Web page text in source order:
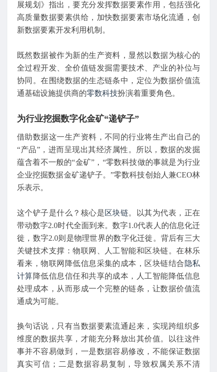
展规划》指出，要充分发挥数据要素作用，包括强化
高质量数据要素供给，加快数据要素市场化流通，创
新数据要素开发利用机制。
既然数据被作为新的生产资料，显然以数据为核心的
全过程开发、全价值链发掘需要技术、产业的补位与
协同。在围绕数据的生态链条中，定位为数据价值流
通基础设施提供商的零数科技扮演着重要角色。
为行业挖掘数字化金矿“递铲子”
借助数据这一生产资料，不同的行业将生产出自己的
“产品”，进而呈现出其经济属性。所以，数据的发掘
蕴含着不一般的“金矿”，“零数科技做的事就是为行业
企业挖掘数据金矿递铲子。”零数科技创始人兼CEO林
乐表示。
这个铲子是什么？核心是区块链。以其为代表，正在
带动数字2.0时代全面到来。数字1.0代表人的信息化迁
徙，数字2.0则是物理世界的数字化迁徙。背后有三大
关键技术支撑：物联网、人工智能和区块链。在林乐
看来，物联网降低信息采集的成本，区块链结合 隐私
计算降低信息信任和共享的成本，人工智能降低信息
处理成本，从而形成一个完整的链条，让数据价值流
通成为可能。
换句话说，只有当数据要素流通起来，实现跨组织多
维度的数据共享，才能充分释放出其价值。以往这件
事并不容易做到，一是数据容易修改，不能保证数据
真实可信；二是数据容易复制，导致权属关系不清